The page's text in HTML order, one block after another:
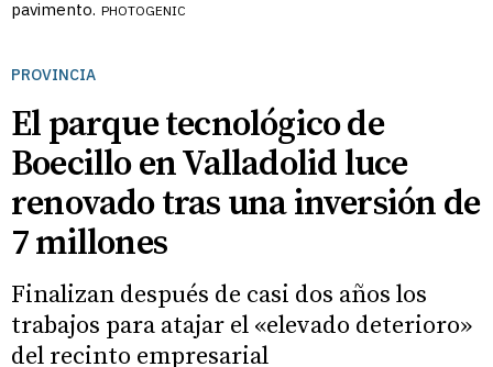
pavimento. PHOTOGENIC
PROVINCIA
El parque tecnológico de
Boecillo en Valladolid luce
renovado tras una inversión de
7 millones
Finalizan después de casi dos años los
trabajos para atajar el «elevado deterioro»
del recinto empresarial